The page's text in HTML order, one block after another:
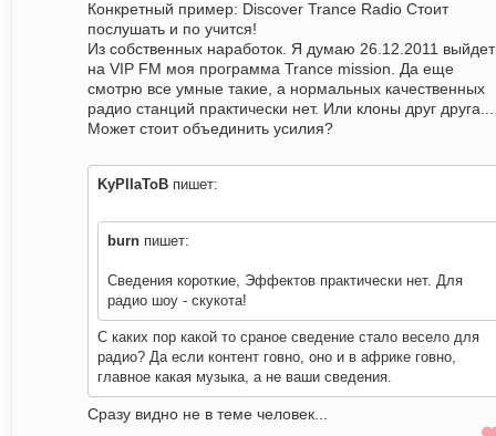
Конкретный пример: Discover Trance Radio Стоит
послушать и по учится!
Из собственных наработок. Я думаю 26.12.2011 выйдет
на VIP FM моя программа Trance mission. Да еще
смотрю все умные такие, а нормальных качественных
радио станций практически нет. Или клоны друг друга...
Может стоит объединить усилия?
KyPIIaToB пишет:
burn пишет:
Сведения короткие, Эффектов практически нет. Для
радио шоу - скукота!
С каких пор какой то сраное сведение стало весело для
радио? Да если контент говно, оно и в африке говно,
главное какая музыка, а не ваши сведения.
Сразу видно не в теме человек...